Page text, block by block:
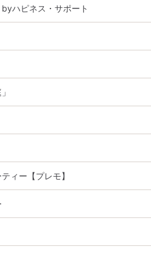
ハピネス・サポート
ィー【プレモ】